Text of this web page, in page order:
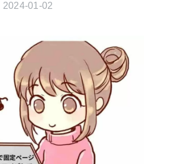
2024-01-02